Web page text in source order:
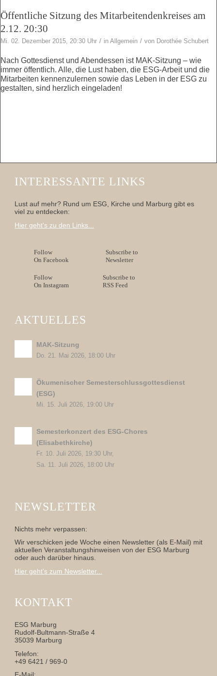
Öffentliche Sitzung des Mitarbeitendenkreises am
2.12. 20:30
Mi. 02. Dezember 2015, 20:30 Uhr / in Allgemein / von Dorothée Schubert
Nach Gottesdienst und Abendessen ist MAK-Sitzung – wie
immer öffentlich. Alle, die Lust haben, die ESG-Arbeit und die
Mitarbeiten kennenzulernen sowie das Leben in der ESG zu
gestalten, sind herzlich eingeladen!
INTERESSANTE LINKS
Lust auf mehr? Rund um ESG, Kirche und Marburg gibt es
viel zu entdecken:
Hier geht's zu den Links...
Follow
On Facebook
Subscribe to
Newsletter
Follow
On Instagram
Subscribe to
RSS Feed
AKTUELLES
MAK-Sitzung
Do. 21. Mai 2026, 18:00 Uhr
Ökumenischer Semesterschlussgottesdienst
(ESG)
Mi. 15. Juli 2026, 19:00 Uhr
Semesterkonzert des ESG-Chores
(Elisabethkirche)
Fr. 10. Juli 2026, 19:30 Uhr,
Sa. 11. Juli 2026, 18:00 Uhr
NEWSLETTER
Nichts mehr verpassen:
Wir verschicken jede Woche einen Newsletter (als E-Mail) mit
aktuellen Veranstaltungshinweisen von der ESG Marburg
oder auch darüber hinaus.
Hier geht's zum Newsletter...
KONTAKT
ESG Marburg
Rudolf-Bultmann-Straße 4
35039 Marburg
Telefon:
+49 6421 / 969-0